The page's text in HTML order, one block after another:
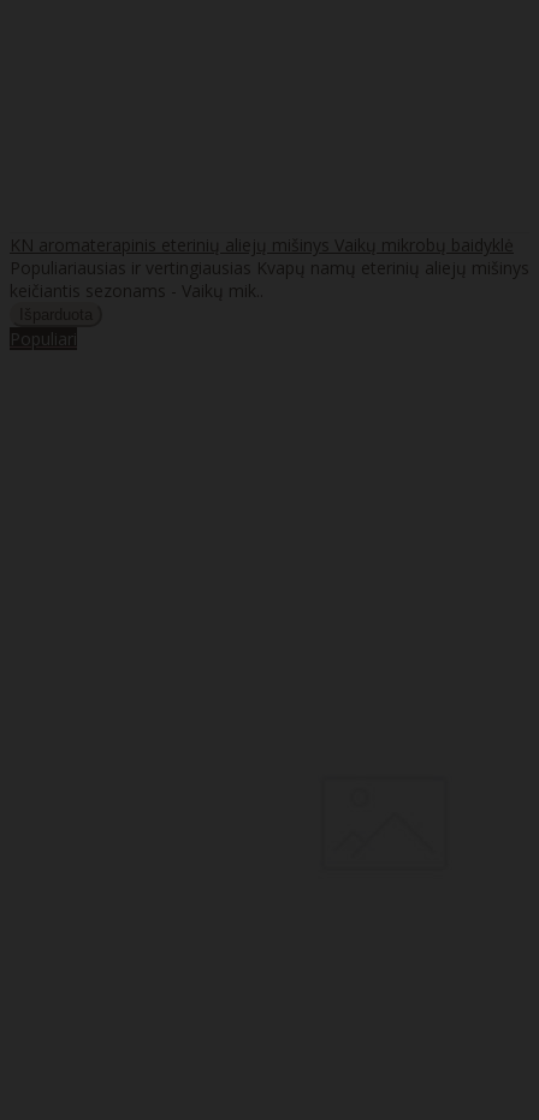
KN aromaterapinis eterinių aliejų mišinys Vaikų mikrobų baidyklė
Populiariausias ir vertingiausias Kvapų namų eterinių aliejų mišinys
keičiantis sezonams - Vaikų mik..
Populiari